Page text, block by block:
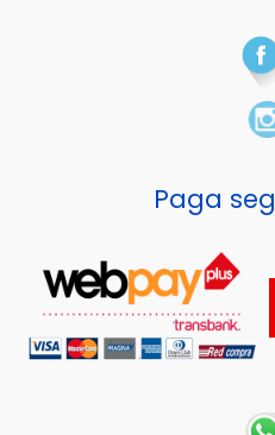
Paga